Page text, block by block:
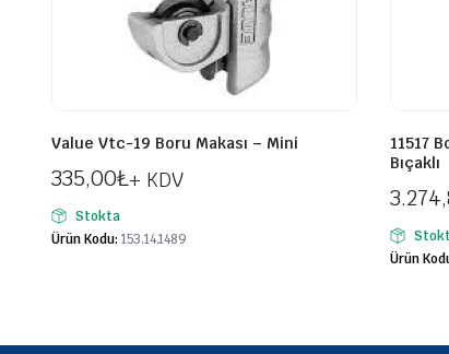
Value Vtc-19 Boru Makası – Mini
335,00₺+ KDV
Stokta
Ürün Kodu: 153.14.1489
11517
Bıçaklı
Ürün